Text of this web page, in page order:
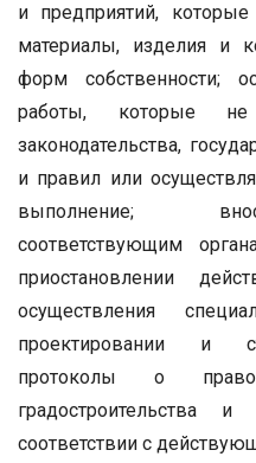
и предприятий, которые
материалы, изделия и
форм собственности;
работы, которые не
законодательства,
и правил или
выполнение;
соответствующим
приостановлении
осуществления
проектировании и
протоколы о
градостроительства
соответствии с